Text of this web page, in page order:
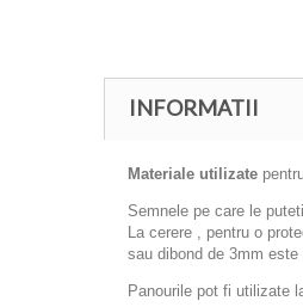
INFORMATII
Materiale utilizate
Semnele pe care le
La cerere , pentru o
sau dibond de 3mm
Panourile pot fi utilizate